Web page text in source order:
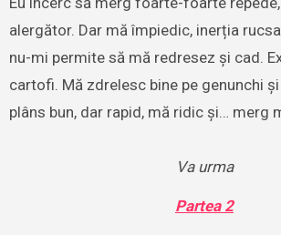
alergător. Dar mă împiedic, inerția
nu-mi permite să mă redresez și cad.
cartofi. Mă zdrelesc bine pe genunchi
plâns bun, dar rapid, mă ridic și… merg
Va urma
Partea 2